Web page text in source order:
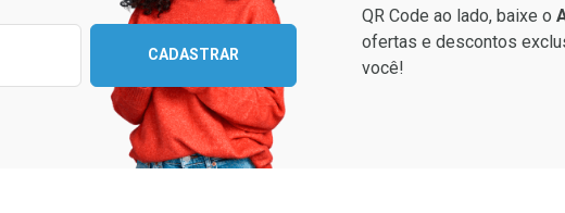
para receber as melhores ofertas:
CADASTRAR
QR Code ao lado, baixe o
ofertas e descontos
você!